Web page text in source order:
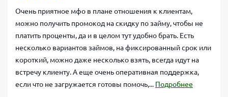
Очень приятное мфо в плане отношения к клиентам,
можно получить промокод на скидку по займу, чтобы не
платить проценты, да и в целом тут удобно брать. Есть
несколько вариантов займов, на фиксированный срок или
короткий, можно даже несколько взять, всегда идут на
встречу клиенту. А еще очень оперативная поддержка,
если что не загружается готовы помочь,... Подробнее